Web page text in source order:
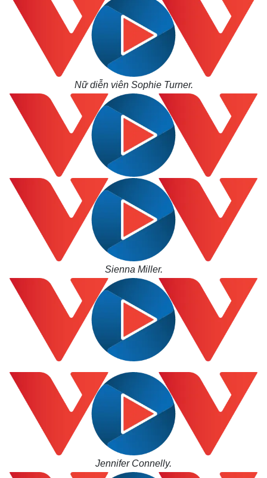
Nữ diễn viên Sophie Turner.
Sienna Miller.
Jennifer Connelly.